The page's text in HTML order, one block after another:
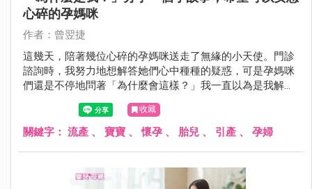
心碎的孕媽咪
作者：曾翌捷
這幾天，陪著幾位心碎的孕媽咪送走了無緣的小天使。門診
諮詢時，我努力地想解答她們心中種種的疑惑，可是孕媽咪
們還是不停地問著「為什麼會這樣？」我一直以為是我解釋
得不夠清楚，然後再次地複述專業知識和統計數據，直到其
中一位孕婦說：「為什麼是我？」， 我才終於明白真正的問
題是什麼。
收藏
關鍵字： 流產 、 寶寶 、懷孕 、 胎兒 、 引產 、 孕婦